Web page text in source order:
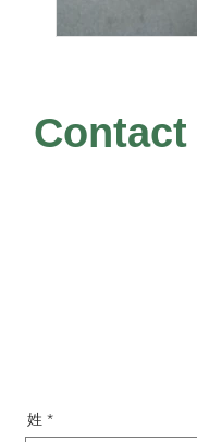
コンテンツ
Contact
姓